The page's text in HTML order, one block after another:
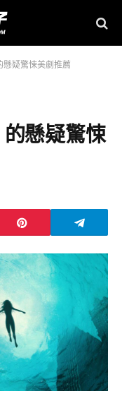
懸疑驚悚美劇推薦
懸疑驚悚